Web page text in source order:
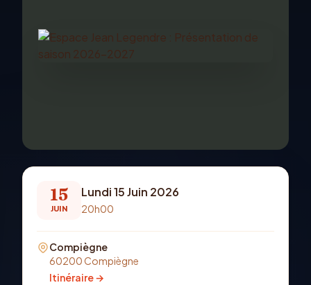
15
JUIN
Lundi 15 Juin 2026
20h00
Compiègne
60200 Compiègne
Itinéraire →